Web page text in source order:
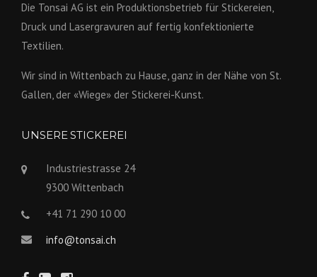
Die Tonsai AG ist ein Produktions­betrieb für Stickereien,
Druck und Lasergravuren auf fertig konfek­tionierte
Textilien.
Wir sind in Wittenbach zu Hause, ganz in der Nähe von St.
Gallen, der «Wiege» der Stickerei-Kunst.
UNSERE STICKEREI
Industriestrasse 24
9300 Wittenbach
+41 71 290 10 00
info@tonsai.ch